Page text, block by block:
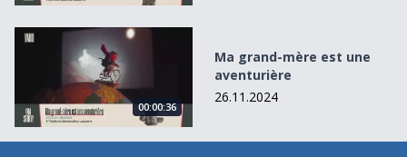
Ma grand-mère est une aventurière
00:00:36
Ma grand-mère est une
aventurière
26.11.2024